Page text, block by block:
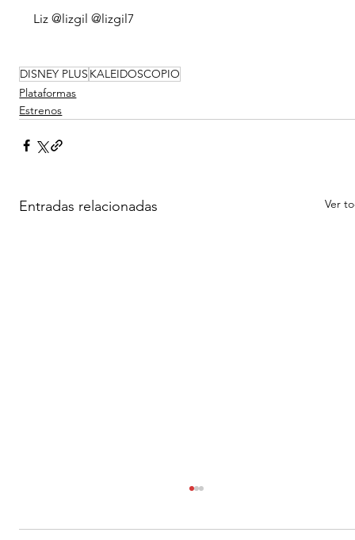
Liz @lizgil @lizgil7
DISNEY PLUS KALEIDOSCOPIO
Plataformas
Estrenos
Entradas relacionadas Ver